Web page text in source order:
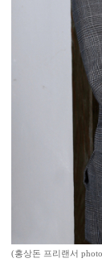
(홍상돈 프리랜서